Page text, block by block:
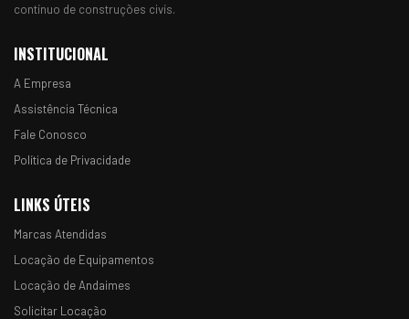
contínuo de construções civís.
INSTITUCIONAL
A Empresa
Assistência Técnica
Fale Conosco
Política de Privacidade
LINKS ÚTEIS
Marcas Atendidas
Locação de Equipamentos
Locação de Andaimes
Solicitar Locação